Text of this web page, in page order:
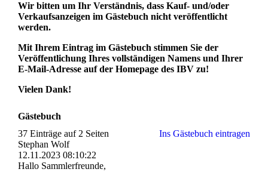
Wir bitten um Ihr Verständnis, dass Kauf- und/oder
Verkaufsanzeigen im Gästebuch nicht veröffentlicht
werden.
Mit Ihrem Eintrag im Gästebuch stimmen Sie der
Veröffentlichung Ihres vollständigen Namens und Ihrer
E-Mail-Adresse auf der Homepage des IBV zu!
Vielen Dank!
Gästebuch
37 Einträge auf 2 Seiten
Ins Gästebuch eintragen
Stephan Wolf
12.11.2023 08:10:22
Hallo Sammlerfreunde,